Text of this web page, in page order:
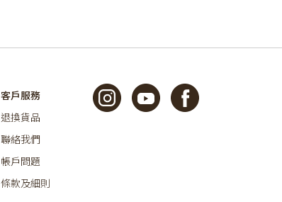
客戶服務
退換貨品
聯絡我們
帳戶問題
條款及細則